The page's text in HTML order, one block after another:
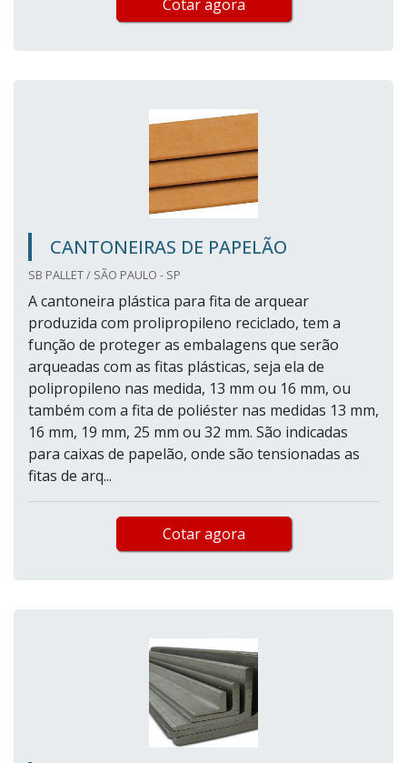
Cotar agora
CANTONEIRAS DE PAPELÃO
SB PALLET / SÃO PAULO - SP
A cantoneira plástica para fita de arquear
produzida com prolipropileno reciclado, tem a
função de proteger as embalagens que serão
arqueadas com as fitas plásticas, seja ela de
polipropileno nas medida, 13 mm ou 16 mm, ou
também com a fita de poliéster nas medidas 13 mm,
16 mm, 19 mm, 25 mm ou 32 mm. São indicadas
para caixas de papelão, onde são tensionadas as
fitas de arq...
Cotar agora